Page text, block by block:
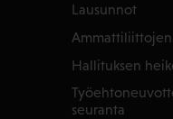
Lausunnot
Hallituksen
seuranta